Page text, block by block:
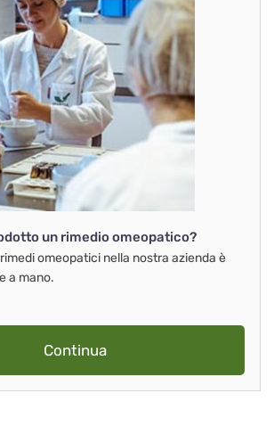
un rimedio omeopatico?
omeopatici nella nostra azienda è
a mano.
Continua